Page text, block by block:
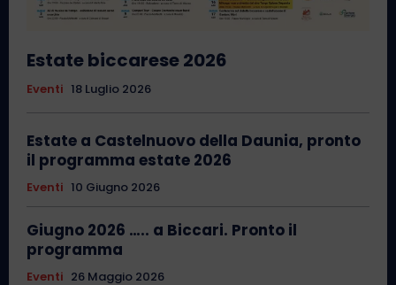
Estate biccarese 2026
Eventi 18 Luglio 2026
Estate a Castelnuovo della Daunia, pronto
il programma estate 2026
Eventi 10 Giugno 2026
Giugno 2026 ….. a Biccari. Pronto il
programma
Eventi 26 Maggio 2026